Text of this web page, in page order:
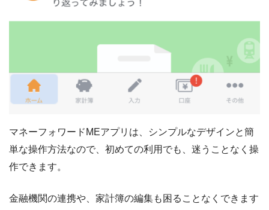
マネーフォワードMEアプリは、シンプルなデザインと簡
単な操作方法なので、初めての利用でも、迷うことなく操
作できます。
金融機関の連携や、家計簿の編集も困ることなくできます